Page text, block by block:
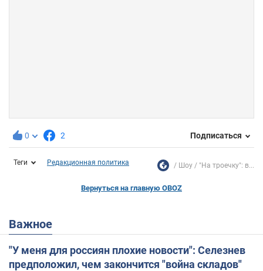
0 2 Подписаться
Теги Редакционная политика Шоу "На троечку": в...
Вернуться на главную OBOZ
Важное
"У меня для россиян плохие новости": Селезнев
предположил, чем закончится "война складов"